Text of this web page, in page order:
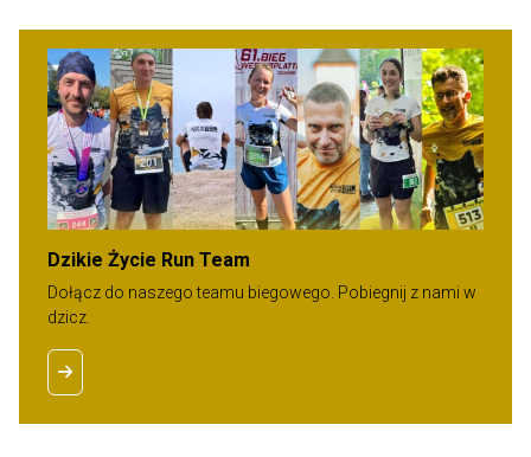
Dzikie Życie Run Team
Dołącz do naszego teamu biegowego. Pobiegnij z nami w
dzicz.